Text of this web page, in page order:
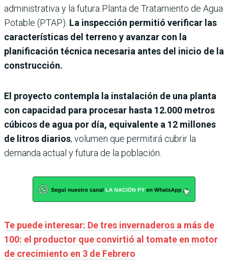
administrativa y la futura Planta de Tratamiento de Agua
Potable (PTAP). La inspección permitió verificar las
características del terreno y avanzar con la
planificación técnica necesaria antes del inicio de la
construcción.
El proyecto contempla la instalación de una planta
con capacidad para procesar hasta 12.000 metros
cúbicos de agua por día, equivalente a 12 millones
de litros diarios, volumen que permitirá cubrir la
demanda actual y futura de la población.
Te puede interesar: De tres invernaderos a más de
100: el productor que convirtió al tomate en motor
de crecimiento en 3 de Febrero